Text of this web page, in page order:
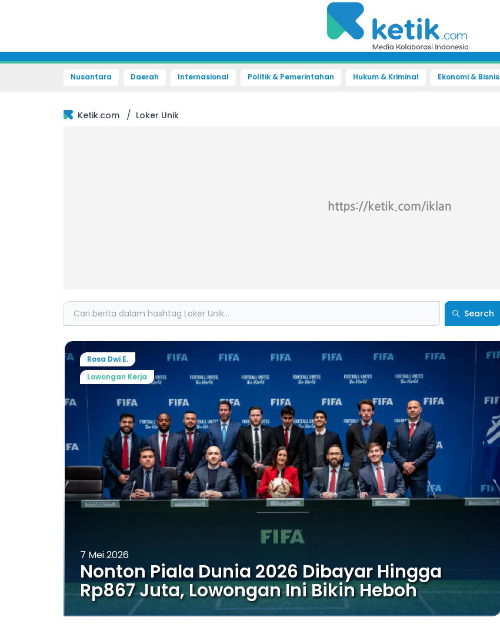
Nusantara Daerah Internasional Politik & Pemerintahan Hukum & Kriminal Ekonomi & Bisnis
Ketik.com / Loker Unik
Search Search
7 Mei 2026
Nonton Piala Dunia 2026 Dibayar Hingga
Rp867 Juta, Lowongan Ini Bikin Heboh
Rosa Dwi E.
Lowongan Kerja